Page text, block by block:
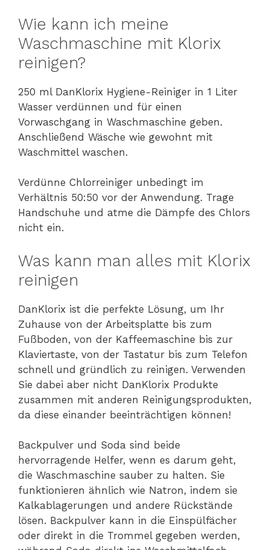
Wie kann ich meine
Waschmaschine mit Klorix
reinigen?
250 ml DanKlorix Hygiene-Reiniger in 1 Liter
Wasser verdünnen und für einen
Vorwaschgang in Waschmaschine geben.
Anschließend Wäsche wie gewohnt mit
Waschmittel waschen.
Verdünne Chlorreiniger unbedingt im
Verhältnis 50:50 vor der Anwendung. Trage
Handschuhe und atme die Dämpfe des Chlors
nicht ein.
Was kann man alles mit Klorix
reinigen
DanKlorix ist die perfekte Lösung, um Ihr
Zuhause von der Arbeitsplatte bis zum
Fußboden, von der Kaffeemaschine bis zur
Klaviertaste, von der Tastatur bis zum Telefon
schnell und gründlich zu reinigen. Verwenden
Sie dabei aber nicht DanKlorix Produkte
zusammen mit anderen Reinigungsprodukten,
da diese einander beeinträchtigen können!
Backpulver und Soda sind beide
hervorragende Helfer, wenn es darum geht,
die Waschmaschine sauber zu halten. Sie
funktionieren ähnlich wie Natron, indem sie
Kalkablagerungen und andere Rückstände
lösen. Backpulver kann in die Einspülfächer
oder direkt in die Trommel gegeben werden,